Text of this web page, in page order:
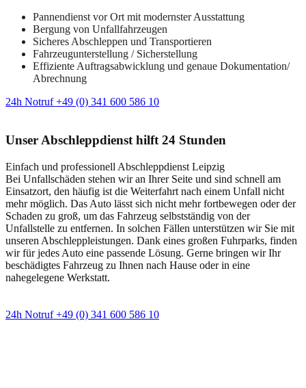
Pannendienst vor Ort mit modernster Ausstattung
Bergung von Unfallfahrzeugen
Sicheres Abschleppen und Transportieren
Fahrzeugunterstellung / Sicherstellung
Effiziente Auftragsabwicklung und genaue Dokumentation/
Abrechnung
24h Notruf +49 (0) 341 600 586 10
Unser Abschleppdienst hilft 24 Stunden
Einfach und professionell Abschleppdienst Leipzig
Bei Unfallschäden stehen wir an Ihrer Seite und sind schnell am
Einsatzort, den häufig ist die Weiterfahrt nach einem Unfall nicht
mehr möglich. Das Auto lässt sich nicht mehr fortbewegen oder der
Schaden zu groß, um das Fahrzeug selbstständig von der
Unfallstelle zu entfernen. In solchen Fällen unterstützen wir Sie mit
unseren Abschleppleistungen. Dank eines großen Fuhrparks, finden
wir für jedes Auto eine passende Lösung. Gerne bringen wir Ihr
beschädigtes Fahrzeug zu Ihnen nach Hause oder in eine
nahegelegene Werkstatt.
24h Notruf +49 (0) 341 600 586 10